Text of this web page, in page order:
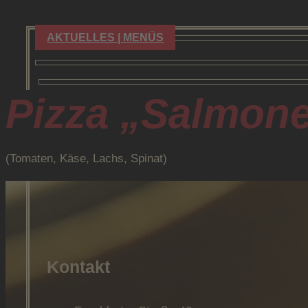
Inhalt
springen
AKTUELLES | MENÜS
Pizza
(Tomaten, Käse, Lachs, Spinat)
Kontakt